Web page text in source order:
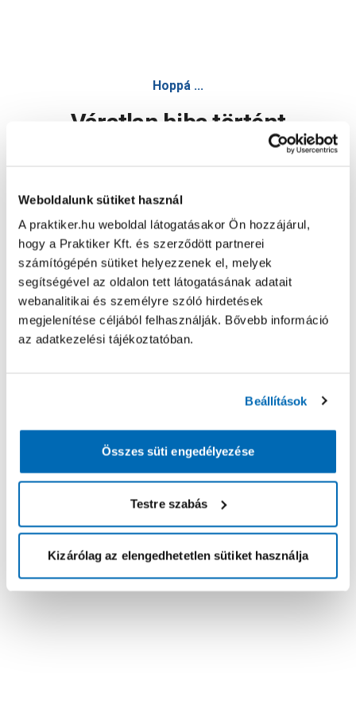
Weboldalunk sütiket használ
A praktiker.hu weboldal látogatásakor Ön hozzájárul,
hogy a Praktiker Kft. és szerződött partnerei
számítógépén sütiket helyezzenek el, melyek
segítségével az oldalon tett látogatásának adatait
webanalitikai és személyre szóló hirdetések
megjelenítése céljából felhasználják. Bővebb információ
az adatkezelési tájékoztatóban.
Beállítások
Összes süti engedélyezése
Testre szabás
Kizárólag az elengedhetetlen sütiket használja
Hoppá ...
Váratlan hiba történt
Oldal újratöltése